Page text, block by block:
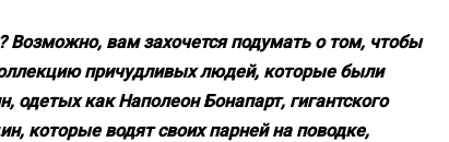
Возможно, вам захочется подумать о том, чтобы
причудливых людей, которые были
как Наполеон Бонапарт, гигантского
которые водят своих парней на поводке,